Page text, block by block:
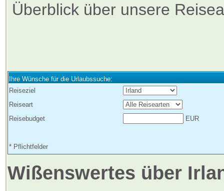
Überblick über unsere
Ihre Wünsche für die Urlaubssuche:
Reiseziel
Reiseart
Reisebudget
EUR
* Pflichtfelder
Wißenswertes über